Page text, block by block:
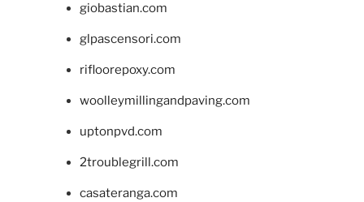
giobastian.com
glpascensori.com
rifloorepoxy.com
woolleymillingandpaving.com
uptonpvd.com
2troublegrill.com
casateranga.com